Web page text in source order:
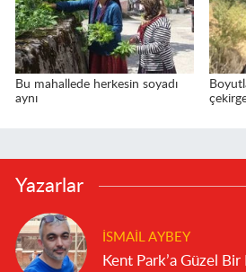
Bu mahallede herkesin soyadı
aynı
Yazarlar
İSMAIL AYBEY
Kent Park’a Güzel Bir